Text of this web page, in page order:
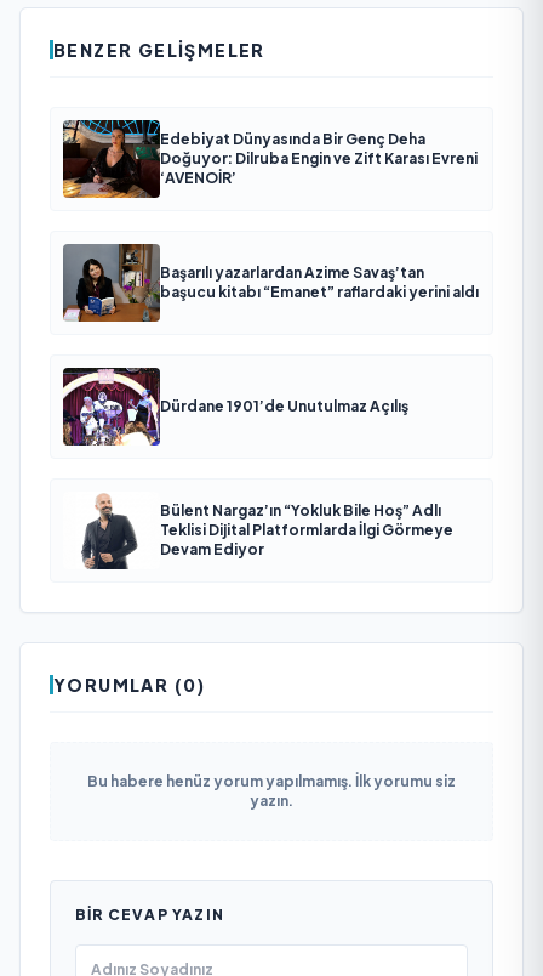
BENZER GELIŞMELER
Edebiyat Dünyasında Bir Genç Deha
Doğuyor: Dilruba Engin ve Zift Karası Evreni
‘AVENOİR’
Başarılı yazarlardan Azime Savaş’tan
başucu kitabı “Emanet” raflardaki yerini aldı
Dürdane 1901’de Unutulmaz Açılış
Bülent Nargaz’ın “Yokluk Bile Hoş” Adlı
Teklisi Dijital Platformlarda İlgi Görmeye
Devam Ediyor
YORUMLAR (0)
Bu habere henüz yorum yapılmamış. İlk yorumu siz
yazın.
BIR CEVAP YAZIN